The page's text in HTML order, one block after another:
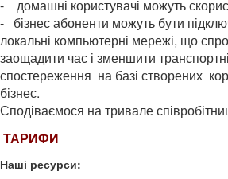
- домашні користувачі можуть
- бізнес абоненти можуть бути
локальні компьютерні мережі, що
заощадити час і зменшити
спостереження на базі створених
бізнес.
Сподіваємося на тривале
ТАРИФИ
Наші ресурси: